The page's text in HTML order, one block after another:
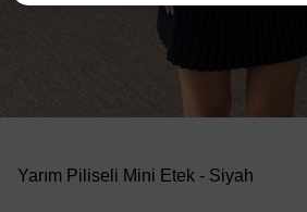
Yarım Piliseli Mini Etek - Siyah